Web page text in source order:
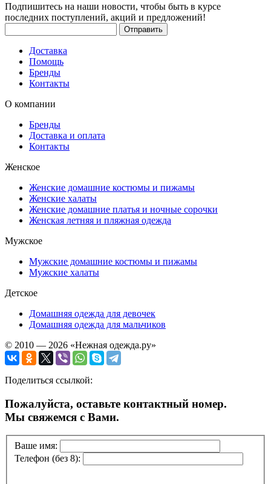
Подпишитесь на наши новости, чтобы быть в курсе
последних поступлений, акций и предложений!
Доставка
Помощь
Бренды
Контакты
О компании
Бренды
Доставка и оплата
Контакты
Женское
Женские домашние костюмы и пижамы
Женские халаты
Женские домашние платья и ночные сорочки
Женская летняя и пляжная одежда
Мужское
Мужские домашние костюмы и пижамы
Мужские халаты
Детское
Домашняя одежда для девочек
Домашняя одежда для мальчиков
© 2010 — 2026 «Нежная одежда.ру»
Поделиться ссылкой:
Пожалуйста, оставьте контактный номер.
Мы свяжемся с Вами.
Ваше имя:
Телефон (без 8):